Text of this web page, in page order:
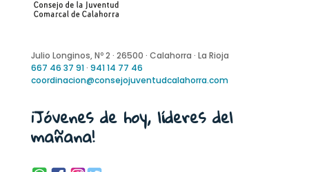
Julio Longinos, Nº 2 · 26500 · Calahorra · La Rioja
667 46 37 91· 941 14 77 46
coordinacion@consejojuventudcalahorra.com
¡Jóvenes de hoy, líderes del
mañana!